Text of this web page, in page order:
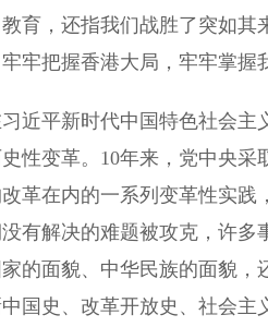
育，还指我们战胜了突如
牢把握香港大局，牢牢掌握
平新时代中国特色社会主义
性变革。10年来，党中央
革在内的一系列变革性实
有解决的难题被攻克，许
的面貌、中华民族的面貌，
国史、改革开放史、社会主